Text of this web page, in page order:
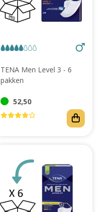
TENA Men Level 3 - 6
pakken
52,50